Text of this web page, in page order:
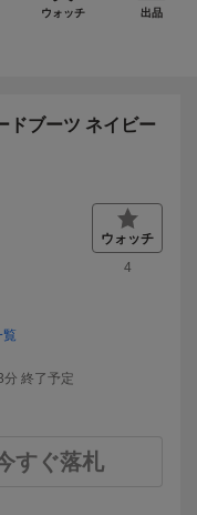
ウォッチ 出品
ドブーツ ネイビー
覧
4
分 終了予定
すぐ落札